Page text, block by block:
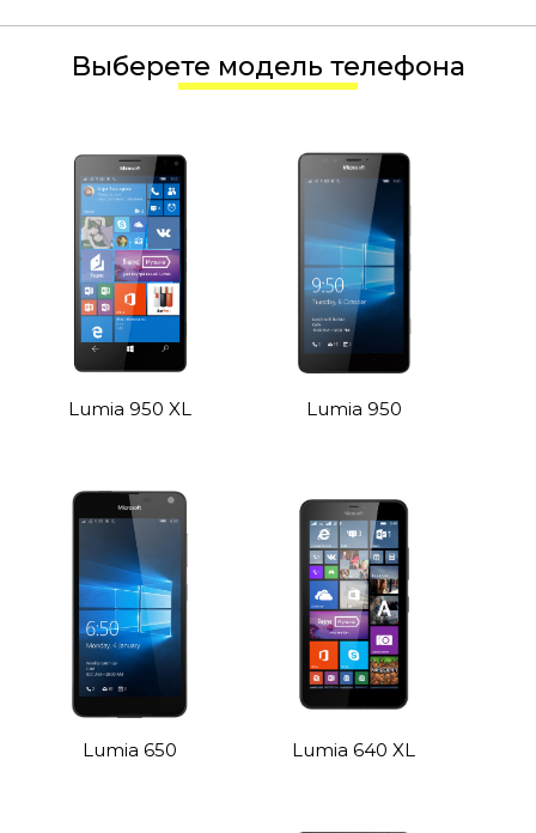
Выберете модель телефона
Lumia 950 XL Lumia 950
Lumia 650 Lumia 640 XL